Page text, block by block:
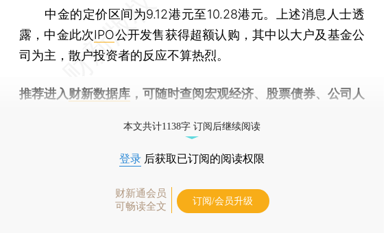
中金的定价区间为9.12港元至10.28港元。上述消息人士透
露，中金此次IPO公开发售获得超额认购，其中以大户及基金公
司为主，散户投资者的反应不算热烈。
推荐进入财新数据库 ，可随时查阅宏观经济、股票债券、公司人
本文共计1138字 订阅后继续阅读
登录 后获取已订阅的阅读权限
财新通会员
可畅读全文
订阅/会员升级